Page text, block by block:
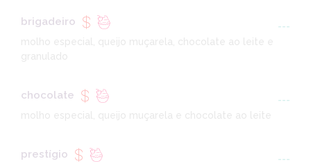
brigadeiro
---
molho especial, queijo muçarela, chocolate ao leite e
chocolate
---
molho especial, queijo muçarela e chocolate ao leite
prestígio
---